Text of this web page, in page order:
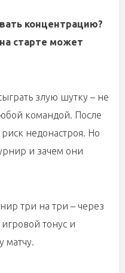
концентрацию?
старте может
злую шутку – не
командой. После
недонастроя. Но
и зачем они
три на три – через
тонус и
матчу.